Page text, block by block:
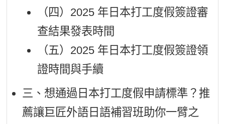
（四）2025 年日本打工度假簽證審
查結果發表時間
（五）2025 年日本打工度假簽證領
證時間與手續
三、想通過日本打工度假申請標準？推
薦讓巨匠外語日語補習班助你一臂之